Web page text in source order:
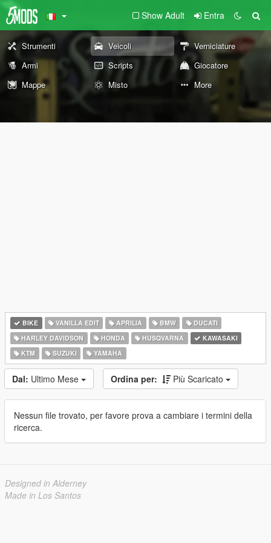
Show Adult Entra
Strumenti Veicoli
Verniciature
Armi
Scripts
Giocatore
Mappe
Misto More
BIKE VANILLA EDIT APRILIA BMW
DUCATI
HARLEY DAVIDSON
HONDA HUSQVARNA
KAWASAKI
KTM
SUZUKI YAMAHA
Dal: Ultimo Mese Ordina per: Più Scaricato
Nessun file trovato, per favore prova a cambiare i termini della
ricerca.
Designed in Alderney
Made in Los Santos